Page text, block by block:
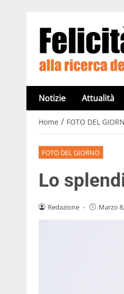
Notizie Attualità
Home / FOTO DEL
FOTO DEL GIORNO
Lo
Redazione - Marzo